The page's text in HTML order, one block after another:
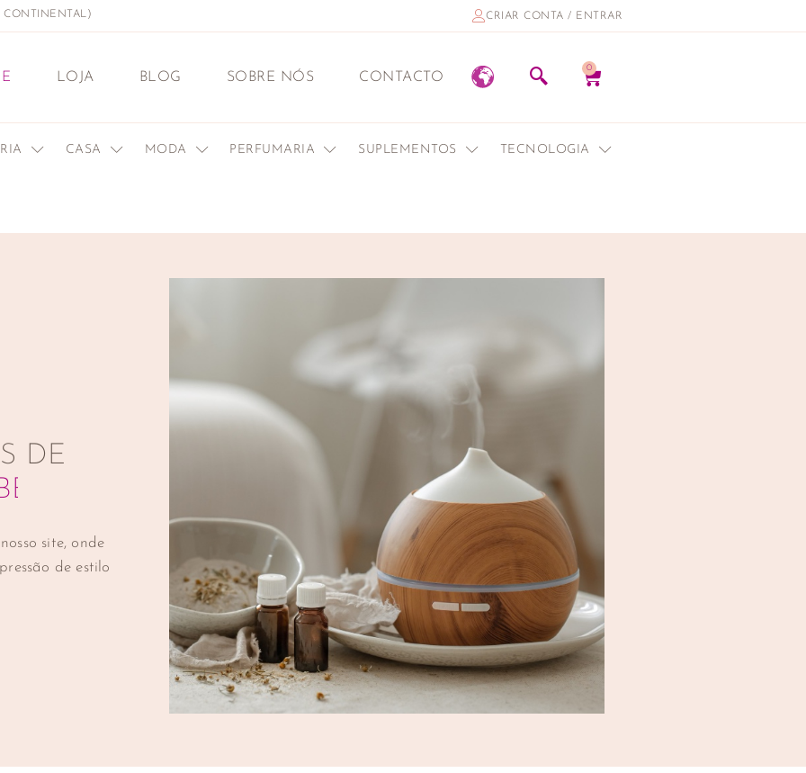
CONTINENTAL) CRIAR CONTA / ENTRAR
LOJA BLOG SOBRE NÓS CONTACTO
0
CASA MODA PERFUMARIA SUPLEMENTOS TECNOLOGIA
DE
site, onde
de estilo